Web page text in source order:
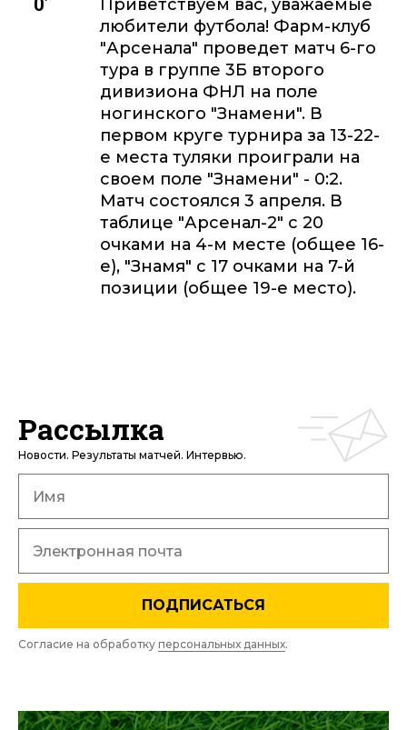
Приветствуем вас, уважаемые
любители футбола! Фарм-клуб
"Арсенала" проведет матч 6-го
тура в группе 3Б второго
дивизиона ФНЛ на поле
ногинского "Знамени". В
первом круге турнира за 13-22-
е места туляки проиграли на
своем поле "Знамени" - 0:2.
Матч состоялся 3 апреля. В
таблице "Арсенал-2" с 20
очками на 4-м месте (общее 16-
е), "Знамя" с 17 очками на 7-й
позиции (общее 19-е место).
Рассылка
Новости. Результаты матчей. Интервью.
ПОДПИСАТЬСЯ
Согласие на обработку персональных данных.